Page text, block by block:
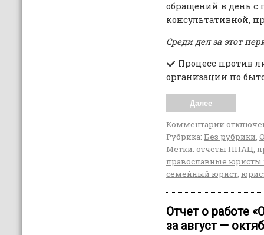
обращений в день с
консультативной,
Среди дел за этот
Процесс против
организации по
Далее
Комментарии
Рубрика: Без рубрики,
Метки: отчеты ППАЦ,
православные юристы
семейный юрист,
Отчет о работе
за август —